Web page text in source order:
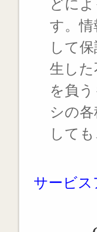
どに
す。
して
生し
を負
シの
して
サービス